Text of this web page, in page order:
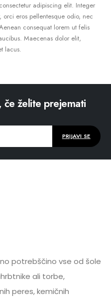
adipiscing elit. Integer
eros pellentesque odio, nec
consequat lorem ut felis
Maecenas dolor elit,
lacus.
če želite prejemati
potrebščino vse od šole
ali torbe,
peres, kemičnih